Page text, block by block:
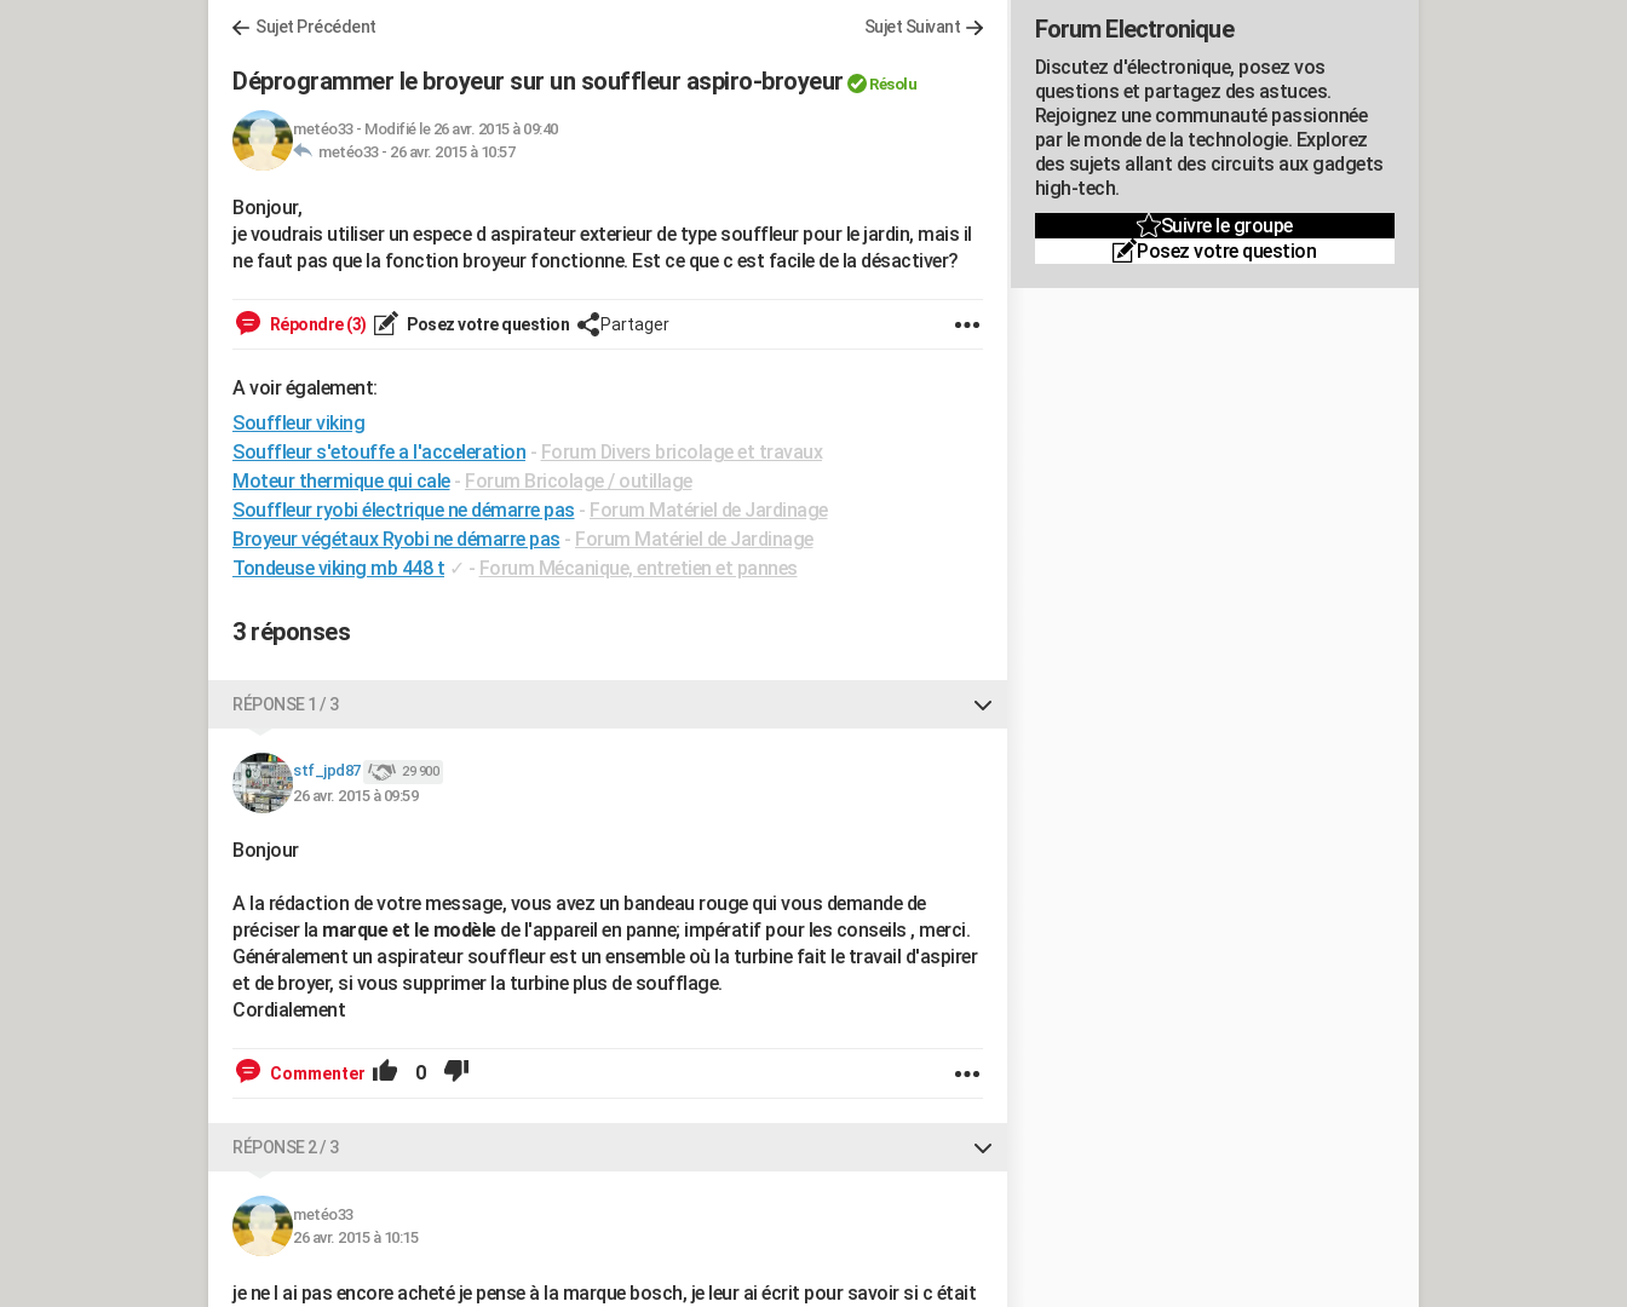
Sujet Précédent Sujet Suivant
Déprogrammer le broyeur sur un souffleur aspiro-broyeur Résolu
metéo33- Modifié le 26 avr. 2015 à 09:40
metéo33 - 26 avr. 2015 à 10:57
Bonjour,
je voudrais utiliser un espece d aspirateur exterieur de type souffleur pour le jardin, mais il
ne faut pas que la fonction broyeur fonctionne. Est ce que c est facile de la désactiver?
Répondre (3) Posez votre question Partager
A voir également:
Souffleur viking
Souffleur s'etouffe a l'acceleration - Forum Divers bricolage et travaux
Moteur thermique qui cale - Forum Bricolage / outillage
Souffleur ryobi électrique ne démarre pas - Forum Matériel de Jardinage
Broyeur végétaux Ryobi ne démarre pas - Forum Matériel de Jardinage
Tondeuse viking mb 448 t ✓ - Forum Mécanique, entretien et pannes
3 réponses
RÉPONSE 1 / 3
stf_jpd87 29 900
26 avr. 2015 à 09:59
Bonjour
A la rédaction de votre message, vous avez un bandeau rouge qui vous demande de
préciser la marque et le modèle de l'appareil en panne; impératif pour les conseils , merci.
Généralement un aspirateur souffleur est un ensemble où la turbine fait le travail d'aspirer
et de broyer, si vous supprimer la turbine plus de soufflage.
Cordialement
Commenter 0
RÉPONSE 2 / 3
metéo33
26 avr. 2015 à 10:15
je ne l ai pas encore acheté je pense à la marque bosch, je leur ai écrit pour savoir si c était
Forum Electronique
Discutez d'électronique, posez vos
questions et partagez des astuces.
Rejoignez une communauté passionnée
par le monde de la technologie. Explorez
des sujets allant des circuits aux gadgets
high-tech.
Suivre le groupe
Posez votre question